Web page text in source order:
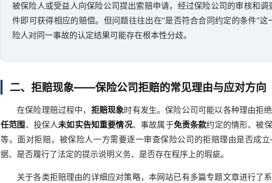
被保险人或受益人向保险公司提出索赔申请，经过保险公司的审核和
件即可获得相应的赔偿。但问题往往出在“是否符合合同约定的条件”
险人对同一事故的认定结果可能存在根本性分歧。
二、拒赔现象——保险公司拒赔的常见理由与应对方向
在保险理赔过程中， 拒赔现象时有发生。保险公司可能以各种理由拒
任范围 、投保人未如实告知重要情况、事故属于免责条款约定的情形、被
等。面对拒赔，被保险人一方需要逐一审查保险公司的拒赔理由是否成
据、是否履行了法定的提示说明义务、是否存在程序上的瑕疵。
关于各类拒赔理由的详细应对策略，本网站已有多篇专题文章进行了